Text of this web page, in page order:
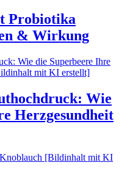
Probiotika
& Wirkung
Wie
Herzgesundheit